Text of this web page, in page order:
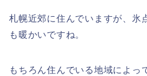
札幌近郊に住んでいますが、氷
も暖かいですね。
もちろん住んでいる地域によっ